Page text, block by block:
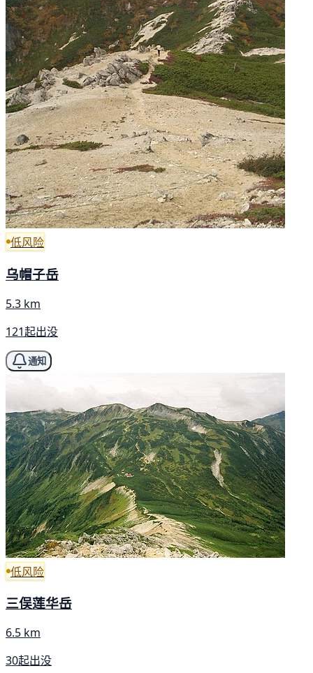
低风险
乌帽子岳
5.3 km
121起出没
通知
低风险
三俣莲华岳
6.5 km
30起出没